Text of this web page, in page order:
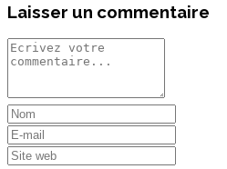
Laisser un commentaire